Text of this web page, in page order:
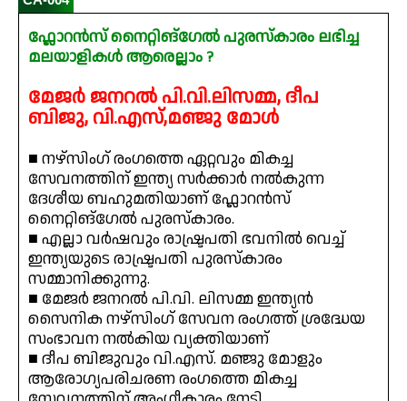
ഫ്ലോറൻസ് നൈറ്റിങ്ഗേൽ പുരസ്‌കാരം ലഭിച്ച
മലയാളികൾ ആരെല്ലാം ?
മേജർ ജനറൽ പി.വി.ലിസമ്മ, ദീപ
ബിജു, വി.എസ്,മഞ്ജു മോൾ
■ നഴ്സിംഗ് രംഗത്തെ ഏറ്റവും മികച്ച
സേവനത്തിന് ഇന്ത്യ സർക്കാർ നൽകുന്ന
ദേശീയ ബഹുമതിയാണ് ഫ്ലോറൻസ്
നൈറ്റിങ്ഗേൽ പുരസ്‌കാരം.
■ എല്ലാ വർഷവും രാഷ്ട്രപതി ഭവനിൽ വെച്ച്
ഇന്ത്യയുടെ രാഷ്ട്രപതി പുരസ്‌കാരം
സമ്മാനിക്കുന്നു.
■ മേജർ ജനറൽ പി.വി. ലിസമ്മ ഇന്ത്യൻ
സൈനിക നഴ്സിംഗ് സേവന രംഗത്ത് ശ്രദ്ധേയ
സംഭാവന നൽകിയ വ്യക്തിയാണ്
■ ദീപ ബിജുവും വി.എസ്. മഞ്ജു മോളും
ആരോഗ്യപരിചരണ രംഗത്തെ മികച്ച